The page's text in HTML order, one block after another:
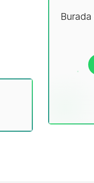
Burada